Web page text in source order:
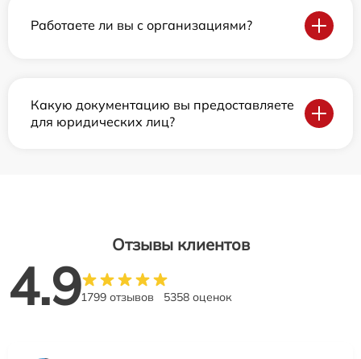
Работаете ли вы с организациями?
Какую документацию вы предоставляете
для юридических лиц?
Отзывы клиентов
4.91799 отзывов 5358 оценок